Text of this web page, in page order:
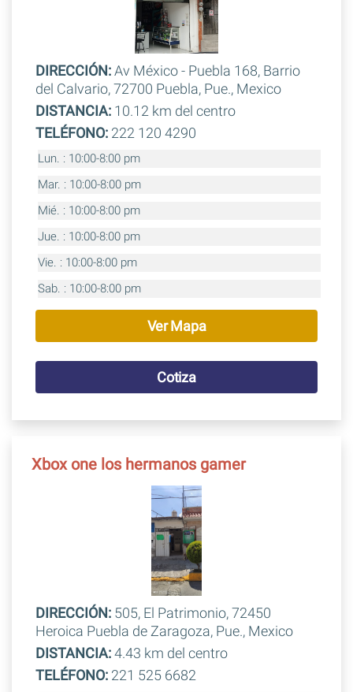
DIRECCIÓN:Av México - Puebla 168, Barrio
del Calvario, 72700 Puebla, Pue., Mexico
DISTANCIA:10.12 km del centro
TELÉFONO:222 120 4290
Lun. : 10:00-8:00 pm
Mar. : 10:00-8:00 pm
Mié. : 10:00-8:00 pm
Jue. : 10:00-8:00 pm
Vie. : 10:00-8:00 pm
Sab. : 10:00-8:00 pm
Ver Mapa
Cotiza
Xbox one los hermanos gamer
DIRECCIÓN:505, El Patrimonio, 72450
Heroica Puebla de Zaragoza, Pue., Mexico
DISTANCIA:4.43 km del centro
TELÉFONO:221 525 6682